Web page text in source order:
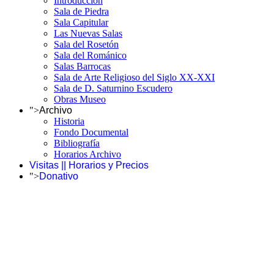
Sala de Piedra
Sala Capitular
Las Nuevas Salas
Sala del Rosetón
Sala del Románico
Salas Barrocas
Sala de Arte Religioso del Siglo XX-XXI
Sala de D. Saturnino Escudero
Obras Museo
">Archivo
Historia
Fondo Documental
Bibliografía
Horarios Archivo
Visitas || Horarios y Precios
">Donativo